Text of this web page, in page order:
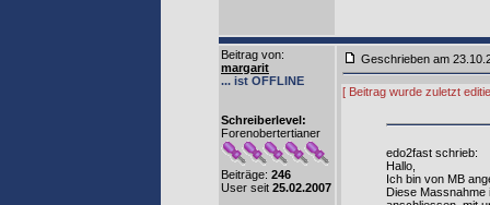
Beitrag von:
margarit
... ist OFFLINE
Schreiberlevel:
Forenobertertianer
Beiträge: 246
User seit 25.02.2007
Geschrieben am
[ Beitrag wurde zuletzt
edo2fast schrieb:
Hallo,
Ich bin von MB
Diese Massnahme